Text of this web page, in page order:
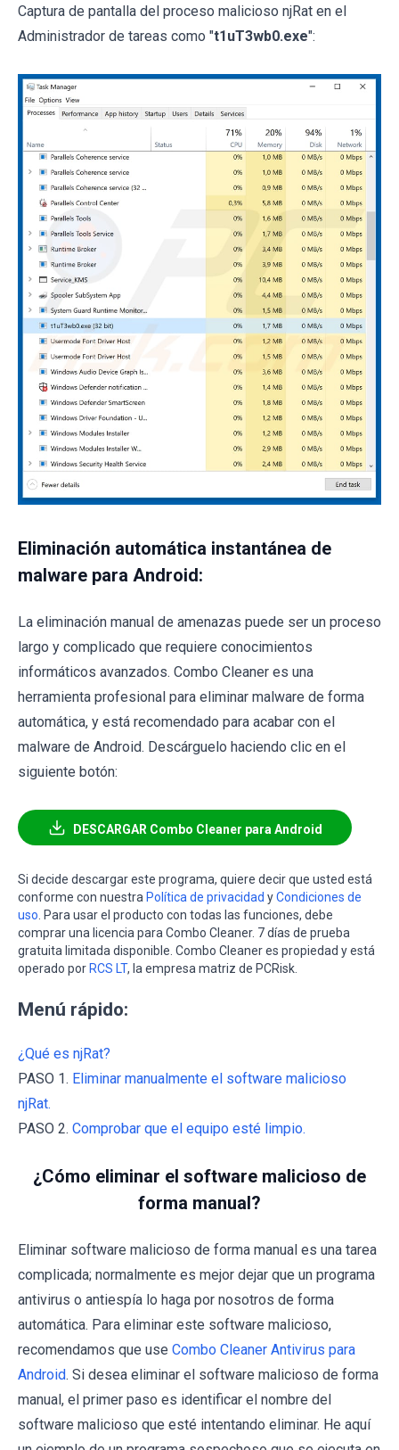
Captura de pantalla del proceso malicioso njRat en el
Administrador de tareas como "t1uT3wb0.exe":
Eliminación automática instantánea de
malware para Android:
La eliminación manual de amenazas puede ser un proceso
largo y complicado que requiere conocimientos
informáticos avanzados. Combo Cleaner es una
herramienta profesional para eliminar malware de forma
automática, y está recomendado para acabar con el
malware de Android. Descárguelo haciendo clic en el
siguiente botón:
DESCARGAR Combo Cleaner para Android
Si decide descargar este programa, quiere decir que usted está
conforme con nuestra Política de privacidad yCondiciones de
uso . Para usar el producto con todas las funciones, debe
comprar una licencia para Combo Cleaner. 7 días de prueba
gratuita limitada disponible. Combo Cleaner es propiedad y está
operado por RCS LT, la empresa matriz de PCRisk.
Menú rápido:
¿Qué es njRat?
PASO 1. Eliminar manualmente el software malicioso
njRat.
PASO 2. Comprobar que el equipo esté limpio.
¿Cómo eliminar el software malicioso de
forma manual?
Eliminar software malicioso de forma manual es una tarea
complicada; normalmente es mejor dejar que un programa
antivirus o antiespía lo haga por nosotros de forma
automática. Para eliminar este software malicioso,
recomendamos que use Combo Cleaner Antivirus para
Android. Si desea eliminar el software malicioso de forma
manual, el primer paso es identificar el nombre del
software malicioso que esté intentando eliminar. He aquí